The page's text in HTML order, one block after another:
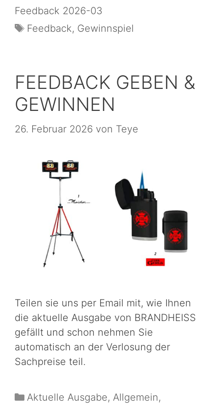
Feedback 2026-03
Feedback, Gewinnspiel
FEEDBACK GEBEN &
GEWINNEN
26. Februar 2026 von Teye
Teilen sie uns per Email mit, wie Ihnen
die aktuelle Ausgabe von BRANDHEISS
gefällt und schon nehmen Sie
automatisch an der Verlosung der
Sachpreise teil.
Aktuelle Ausgabe, Allgemein,